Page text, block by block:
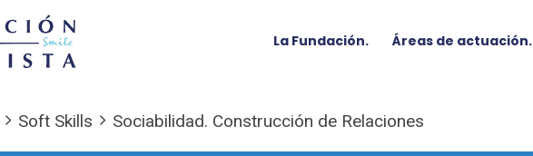
La Fundación. Áreas de actuación.
Soft Skills Sociabilidad. Construcción de Relaciones